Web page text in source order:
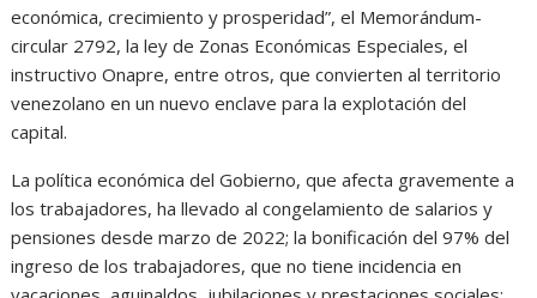
económica, crecimiento y prosperidad”, el Memorándum-
circular 2792, la ley de Zonas Económicas Especiales, el
instructivo Onapre, entre otros, que convierten al territorio
venezolano en un nuevo enclave para la explotación del
capital.
La política económica del Gobierno, que afecta gravemente a
los trabajadores, ha llevado al congelamiento de salarios y
pensiones desde marzo de 2022; la bonificación del 97% del
ingreso de los trabajadores, que no tiene incidencia en